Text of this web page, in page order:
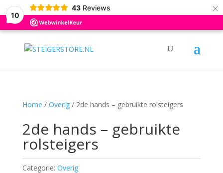
10
43 Reviews ×
0031 (0)6 12376695
Home / Overig/ 2de hands – gebruikte rolsteigers
2de hands – gebruikte
rolsteigers
Categorie: Overig